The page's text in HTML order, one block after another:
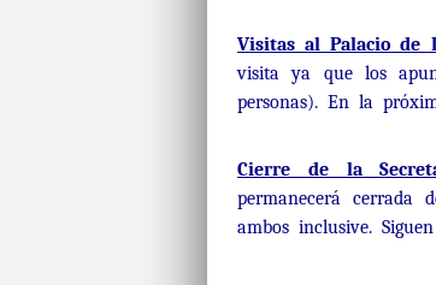
Visitas al Palacio de
visita ya que los
personas). En la
Cierre de la
permanecerá
ambos inclusive.